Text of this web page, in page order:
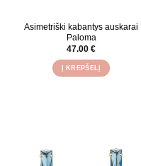
Asimetriški kabantys auskarai
Paloma
47.00 €
Į KREPŠELĮ